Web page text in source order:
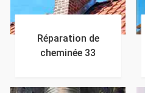
Réparation de
cheminée 33